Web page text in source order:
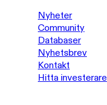
Nyheter
Community
Databaser
Nyhetsbrev
Kontakt
Hitta investerare